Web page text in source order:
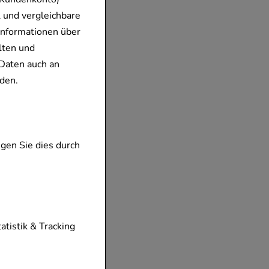
vergleichbare
über
und
auch an
Sie dies durch
unserer
nicht
& Tracking